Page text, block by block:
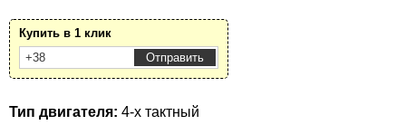
Купить в 1 клик
Тип двигателя: 4-х тактный